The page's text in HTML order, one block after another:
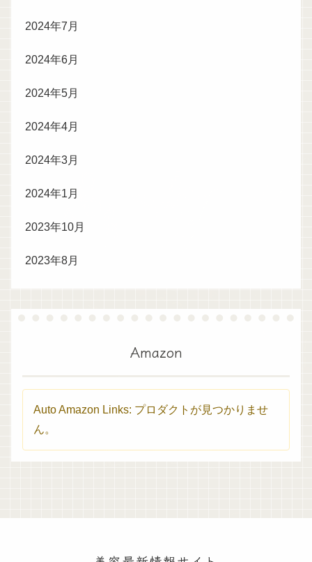
2024年7月
2024年6月
2024年5月
2024年4月
2024年3月
2024年1月
2023年10月
2023年8月
Amazon
Auto Amazon Links: プロダクトが見つかりませ
ん。